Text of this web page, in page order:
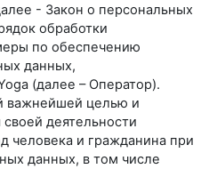
- Закон о персональных
обработки
по обеспечению
данных,
(далее – Оператор).
важнейшей целью и
деятельности
человека и гражданина при
данных, в том числе